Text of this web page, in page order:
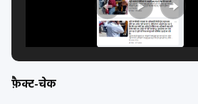
फ़ैक्ट-चेक